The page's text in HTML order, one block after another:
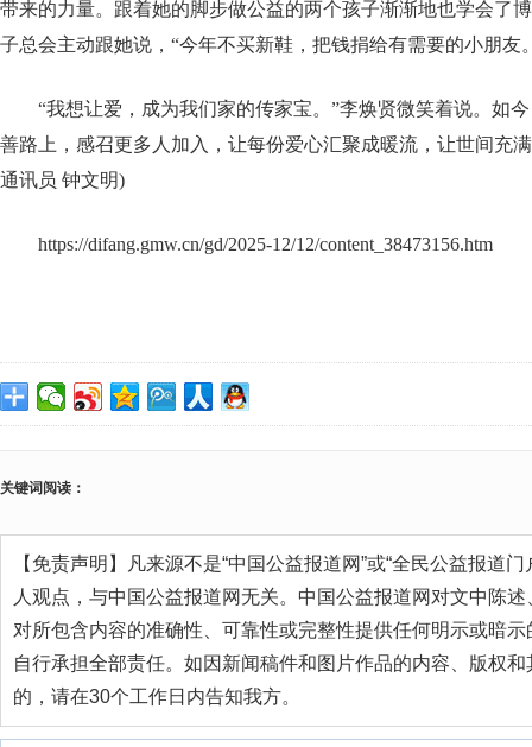
带来的力量。跟着她的脚步做公益的两个孩子渐渐地也学会了
子总会主动跟她说，“今年不买新鞋，把钱捐给有需要的小朋友
“我想让爱，成为我们家的传家宝。”李焕贤微笑着说。如
善路上，感召更多人加入，让每份爱心汇聚成暖流，让世间充
通讯员 钟文明)
https://difang.gmw.cn/gd/2025-12/12/content_38473156.htm
关键词阅读：
【免责声明】凡来源不是“中国公益报道网”或“全民公益报道
人观点，与中国公益报道网无关。中国公益报道网对文中陈
对所包含内容的准确性、可靠性或完整性提供任何明示或暗
自行承担全部责任。如因新闻稿件和图片作品的内容、版权
的，请在30个工作日内告知我方。